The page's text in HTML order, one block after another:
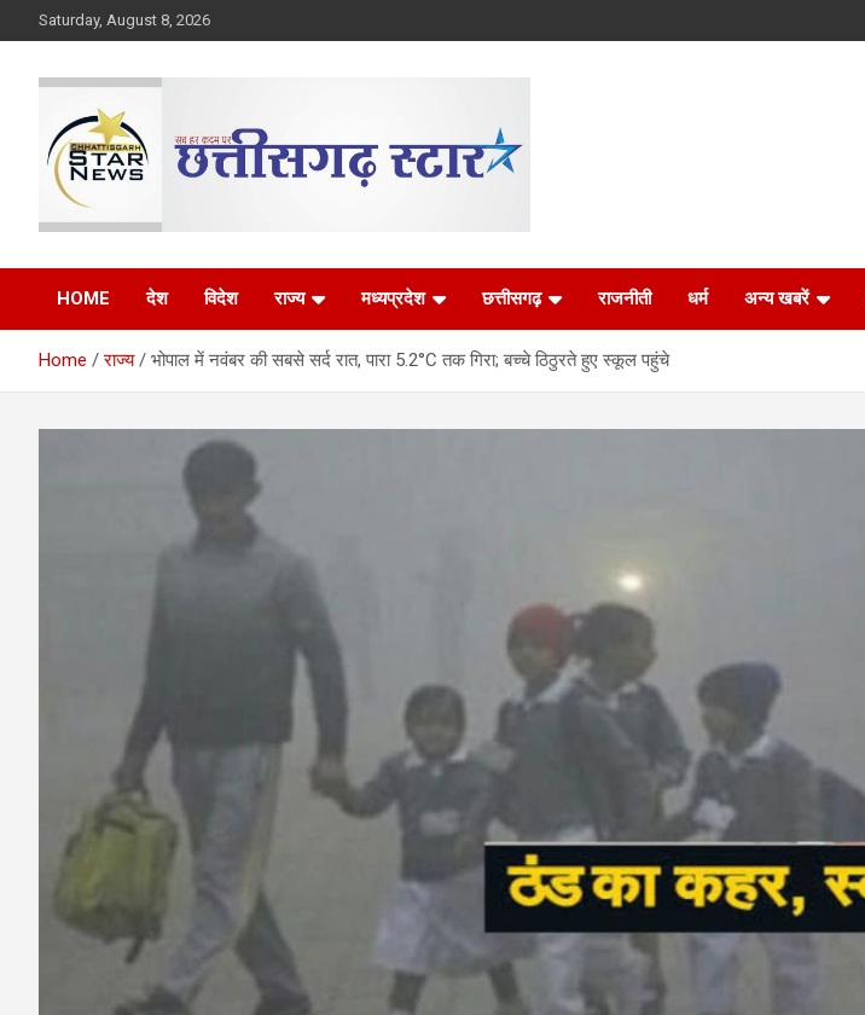
to
Saturday, August 8, 2026
Chhattisgarh Star
HOME देश विदेश राज्य मध्यप्रदेश छत्तीसगढ़ राजनीती धर्म अन्य खबरें
Home राज्य भोपाल में नवंबर की सबसे सर्द रात, पारा 5.2°C तक गिरा; बच्चे ठिठुरते हुए स्कूल पहुंचे